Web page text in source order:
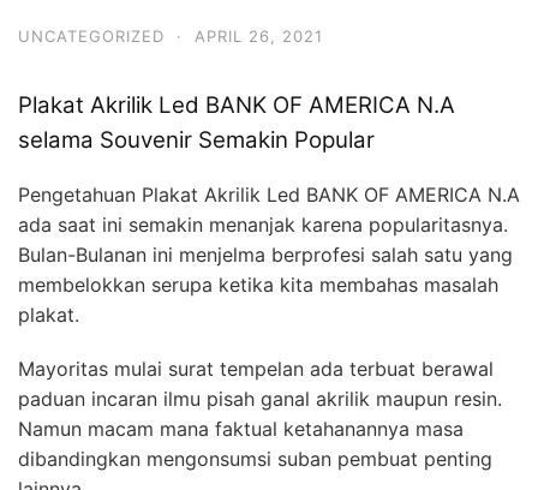
UNCATEGORIZED · APRIL 26, 2021
Plakat Akrilik Led BANK OF AMERICA N.A
selama Souvenir Semakin Popular
Pengetahuan Plakat Akrilik Led BANK OF AMERICA N.A
ada saat ini semakin menanjak karena popularitasnya.
Bulan-Bulanan ini menjelma berprofesi salah satu yang
membelokkan serupa ketika kita membahas masalah
plakat.
Mayoritas mulai surat tempelan ada terbuat berawal
paduan incaran ilmu pisah ganal akrilik maupun resin.
Namun macam mana faktual ketahanannya masa
dibandingkan mengonsumsi suban pembuat penting